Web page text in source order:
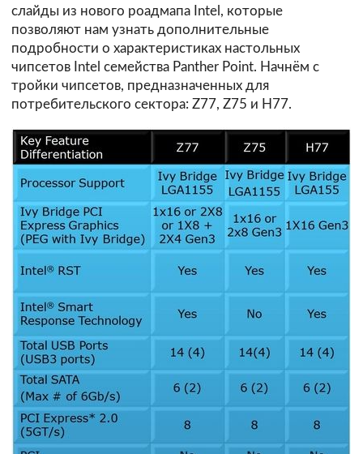
слайды из нового роадмапа Intel, которые
позволяют нам узнать дополнительные
подробности о характеристиках настольных
чипсетов Intel семейства Panther Point. Начнём с
тройки чипсетов, предназначенных для
потребительского сектора: Z77, Z75 и H77.